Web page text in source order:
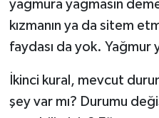
yağmura yağmasın
kızmanın ya da sitem
faydası da yok. Yağmur
İkinci kural, mevcut
şey var mı? Durumu